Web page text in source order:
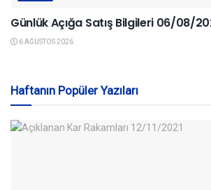
Günlük Açığa Satış Bilgileri 06/08/
6 AĞUSTOS 2026
Haftanın Popüler Yazıları